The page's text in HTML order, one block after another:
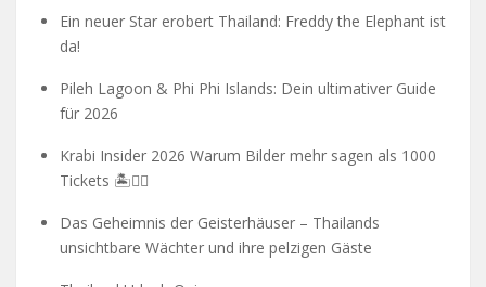
Ein neuer Star erobert Thailand: Freddy the Elephant ist
da!
Pileh Lagoon & Phi Phi Islands: Dein ultimativer Guide
für 2026
Krabi Insider 2026 Warum Bilder mehr sagen als 1000
Tickets 🏝️🧗‍♂️
Das Geheimnis der Geisterhäuser – Thailands
unsichtbare Wächter und ihre pelzigen Gäste